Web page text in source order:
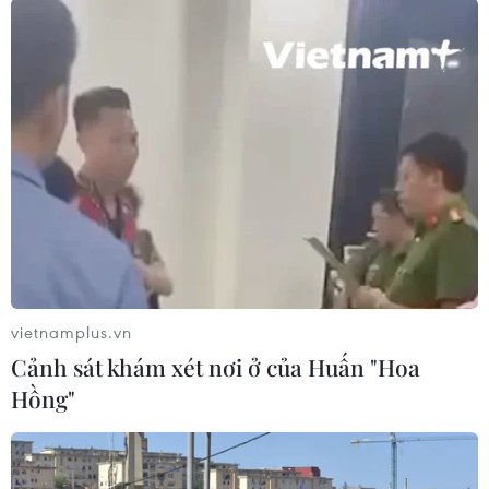
Palaszczuk đã để ngỏ khả năng áp đặt phong
tỏa do có 5 ca nhiễm mới trong ngày. Giới
chuyên gia cho rằng đây là tín hiệu tích cực đối
với nền kinh tế Australia, đang có nguy cơ rơi
vào suy thoái lần thứ hai trong nhiều năm do
hai bang đông dân nhất của nước này là New
South Wales và Victoria phải phong tỏa.
Do các biện pháp hạn chế nghiêm ngặt, nên
nhiều sinh viên quốc tế đang theo học tại
Australia chưa thể quay lại trường. Vì vậy, Ngoại
trưởng Ấn Độ Subrahmanyam Jaishankar đã đề
nghị Australia nới lỏng các biện pháp hạn chế
để hàng nghìn sinh viên của nước này có thể tới
Australia theo học.
Ông Jaishankar cho biết đã nêu vấn đề này với
vietnamplus.vn
Cảnh sát khám xét nơi ở của Huấn "Hoa
Hồng"